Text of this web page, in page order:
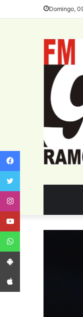
Domingo,
Facebook
WhatsApp